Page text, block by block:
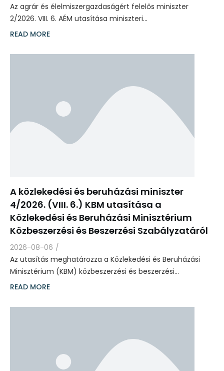
Az agrár és élelmiszergazdaságért felelős miniszter
2/2026. VIII. 6. AÉM utasítása miniszteri…
READ MORE
A közlekedési és beruházási miniszter
4/2026. (VIII. 6.) KBM utasítása a
Közlekedési és Beruházási Minisztérium
Közbeszerzési és Beszerzési Szabályzatáról
2026-08-06 /
Az utasítás meghatározza a Közlekedési és Beruházási
Minisztérium (KBM) közbeszerzési és beszerzési…
READ MORE